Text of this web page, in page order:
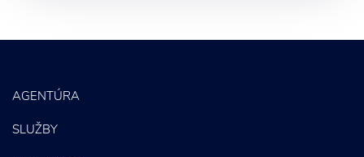
PPC kampane
E-mail marketing
Content Marketing
AGENTÚRA
SLUŽBY